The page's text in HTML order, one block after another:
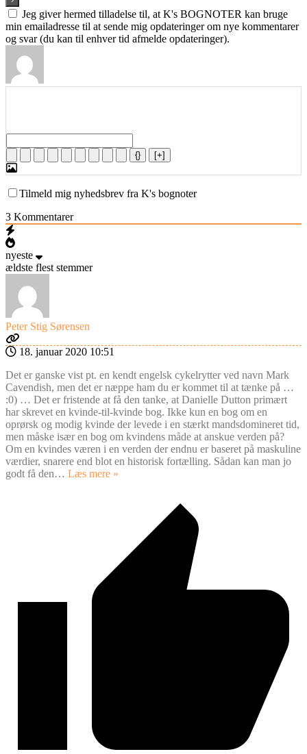
Jeg giver hermed tilladelse til, at K's BOGNOTER kan bruge
min emailadresse til at sende mig opdateringer om nye kommentarer
og svar (du kan til enhver tid afmelde opdateringer).
{} [+]
Tilmeld mig nyhedsbrev fra K's bognoter
3 Kommentarer
nyeste
ældste flest stemmer
Peter Stig Sørensen
18. januar 2020 10:51
Det er ganske vist pt. en kendt engelsk cykelrytter ved navn Mark
Cavendish, men det er næppe ham du er kommet til at tænke på …
:0) … Det er fristende at få den tanke, at Danielle Dutton primært
har skrevet en kvinde-til-kvinde bog. Ikke kun en bog om en
oprørsk og modig kvinde der levede i en stærkt mandsdomineret tid,
men måske især en bog om kvindens måde at anskue verden på?
Om en kvindes væren i en verden der endnu er baseret på maskuline
værdier, snarere end blot en historisk fortælling. Sådan kan man jo
godt få den… Læs mere »